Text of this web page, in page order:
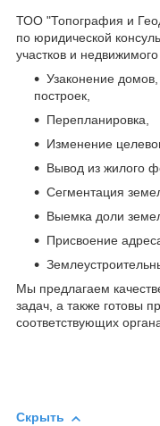
ТОО "Топография и
по юридической
участков и
Узаконение домов,
построек,
Перепланировка,
Изменение
Вывод из жилого
Сегментация
Выемка доли
Присвоение
Мы предлагаем
задач, а также готовы
соответствующих
Скрыть